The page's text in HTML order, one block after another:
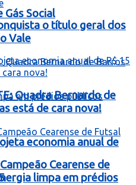
Social
economia anual de
limpa em prédios
o título geral dos
Vale
Quadra Bernardo de
está de cara nova!
Cearense de